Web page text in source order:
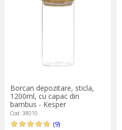
Borcan depozitare, sticla,
1200ml, cu capac din
bambus - Kesper
Cod: 38010
(9)